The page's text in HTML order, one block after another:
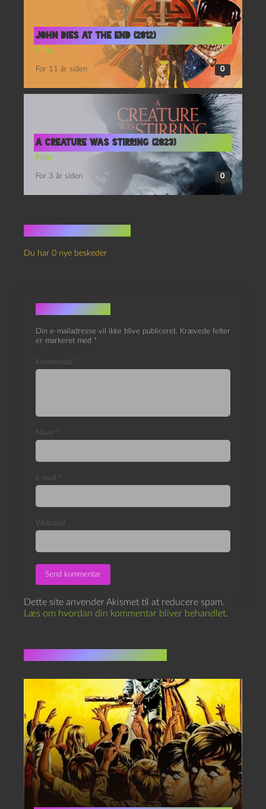
John Dies at the End (2012)
Film
For 11 år siden 0
A creature was stirring (2023)
Film
For 3 år siden 0
Du har 0 nye beskeder
Skriv et svar
Din e-mailadresse vil ikke blive publiceret. Krævede felter
er markeret med *
Kommentar *
Navn *
E-mail *
Websted
Dette site anvender Akismet til at reducere spam.
Læs om hvordan din kommentar bliver behandlet.